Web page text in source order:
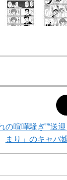
の喧嘩騒ぎ”“
まり」のキャバ